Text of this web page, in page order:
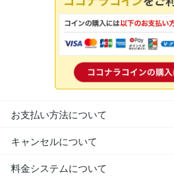
お支払い方法について
キャンセルについて
料金システムについて